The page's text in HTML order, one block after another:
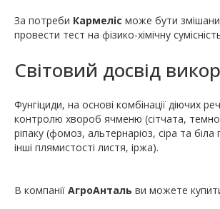
За потреби Кармеліс може бути
провести тест на фізико-хімічну
Світовий досвід
Фунгіциди, на основі комбінації діючих
контролю хвороб ячменю (сітчата,
ріпаку (фомоз, альтернаріоз, сіра та
інші плямистості листя, іржа).
В компанії АгроАнталь ви можете